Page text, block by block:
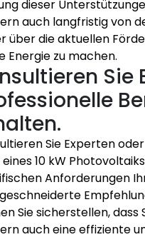
dieser
auch langfristig von
über die aktuellen
Energie zu machen.
Sie
Sie Experten
eines 10 kW
Anforderungen
Sie sicherstellen,
auch eine effiziente